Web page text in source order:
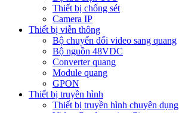
Thiết bị chống sét
Camera IP
Thiết bị viễn thông
Bộ chuyển đổi video sang quang
Bộ nguồn 48VDC
Converter quang
Module quang
GPON
Thiết bị truyền hình
Thiết bị truyền hình chuyên dụng